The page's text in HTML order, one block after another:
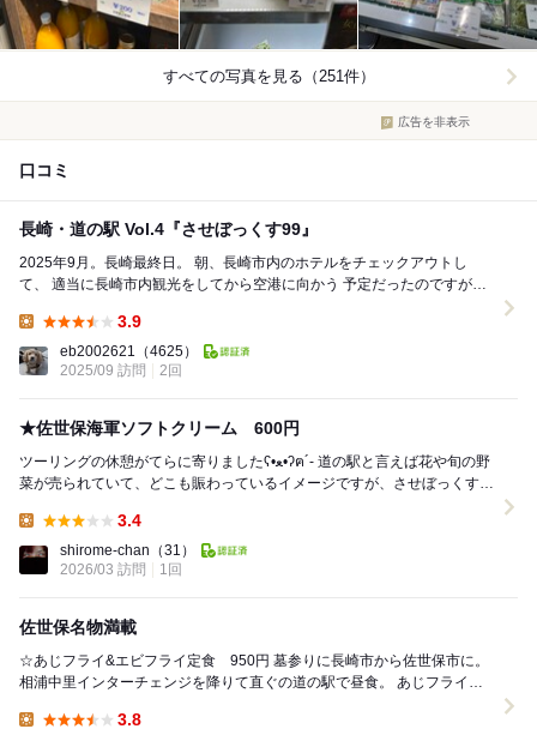
すべての写真を見る（251件）
広告を非表示
口コミ
長崎・道の駅 Vol.4『させぼっくす99』
2025年9月。長崎最終日。 朝、長崎市内のホテルをチェックアウトし
て、 適当に長崎市内観光をしてから空港に向かう 予定だったのですが、
3.9
eb2002621 （4625）
2025/09 訪問
2回
★佐世保海軍ソフトクリーム 600円
ツーリングの休憩がてらに寄りましたʕ•ﻌ•ʔฅ´- 道の駅と言えば花や旬の野
菜が売られていて、どこも賑わっているイメージですが、させぼっくすは
3.4
shirome-chan （31）
2026/03 訪問
1回
佐世保名物満載
☆あじフライ&エビフライ定食 950円 墓参りに長崎市から佐世保市に。
相浦中里インターチェンジを降りて直ぐの道の駅で昼食。 あじフライの
3.8